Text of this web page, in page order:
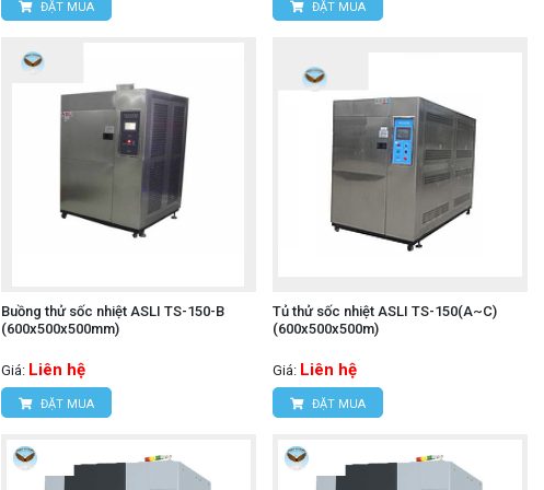
ĐẶT MUA ĐẶT MUA
Buồng thử sốc nhiệt ASLI TS-150-B
(600x500x500mm)
Giá: Liên hệ
ĐẶT MUA
Tủ thử sốc nhiệt ASLI TS-150(A~C)
(600x500x500m)
Giá: Liên hệ
ĐẶT MUA